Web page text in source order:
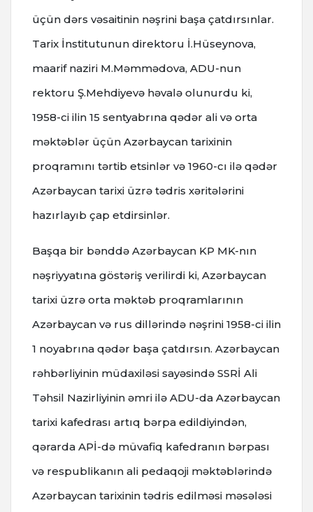
üçün dərs vəsaitinin nəşrini başa çatdırsınlar.
Tarix İnstitutunun direktoru İ.Hüseynova,
maarif naziri M.Məmmədova, ADU-nun
rektoru Ş.Mehdiyevə həvalə olunurdu ki,
1958-ci ilin 15 sentyabrına qədər ali və orta
məktəblər üçün Azərbaycan tarixinin
proqramını tərtib etsinlər və 1960-cı ilə qədər
Azərbaycan tarixi üzrə tədris xəritələrini
hazırlayıb çap etdirsinlər.
Başqa bir bənddə Azərbaycan KP MK-nın
nəşriyyatına göstəriş verilirdi ki, Azərbaycan
tarixi üzrə orta məktəb proqramlarının
Azərbaycan və rus dillərində nəşrini 1958-ci ilin
1 noyabrına qədər başa çatdırsın. Azərbaycan
rəhbərliyinin müdaxiləsi sayəsində SSRİ Ali
Təhsil Nazirliyinin əmri ilə ADU-da Azərbaycan
tarixi kafedrası artıq bərpa edildiyindən,
qərarda APİ-də müvafiq kafedranın bərpası
və respublikanın ali pedaqoji məktəblərində
Azərbaycan tarixinin tədris edilməsi məsələsi